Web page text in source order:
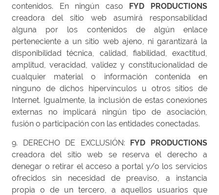
contenidos. En ningún caso
FYD PRODUCTIONS
creadora del sitio web asumirá responsabilidad
alguna por los contenidos de algún enlace
perteneciente a un sitio web ajeno, ni garantizará la
disponibilidad técnica, calidad, fiabilidad, exactitud,
amplitud, veracidad, validez y constitucionalidad de
cualquier material o información contenida en
ninguno de dichos hipervínculos u otros sitios de
Internet. Igualmente, la inclusión de estas conexiones
externas no implicará ningún tipo de asociación,
fusión o participación con las entidades conectadas.
9. DERECHO DE EXCLUSIÓN: FYD PRODUCTIONS
creadora del sitio web se reserva el derecho a
denegar o retirar el acceso a portal y/o los servicios
ofrecidos sin necesidad de preaviso, a instancia
propia o de un tercero, a aquellos usuarios que